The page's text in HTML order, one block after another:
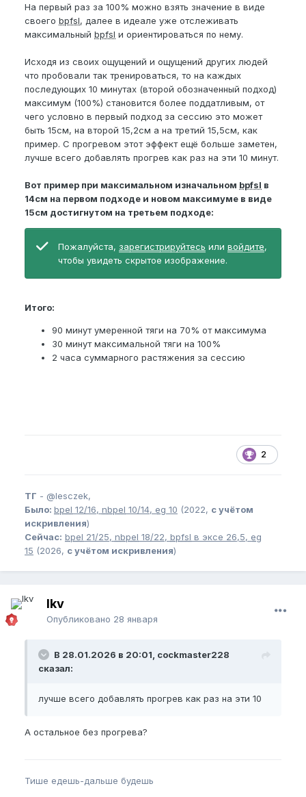
На первый раз за 100% можно взять значение в виде
своего bpfsl, далее в идеале уже отслеживать
максимальный bpfsl и ориентироваться по нему.
Исходя из своих ощущений и ощущений других людей
что пробовали так тренироваться, то на каждых
последующих 10 минутах (второй обозначенный подход)
максимум (100%) становится более поддатливым, от
чего условно в первый подход за сессию это может
быть 15см, на второй 15,2см а на третий 15,5см, как
пример. С прогревом этот эффект ещё больше заметен,
лучше всего добавлять прогрев как раз на эти 10 минут.
Вот пример при максимальном изначальном bpfsl в
14см на первом подходе и новом максимуме в виде
15см достигнутом на третьем подходе:
Пожалуйста, зарегистрируйтесь или войдите,
чтобы увидеть скрытое изображение.
Итого:
90 минут умеренной тяги на 70% от максимума
30 минут максимальной тяги на 100%
2 часа суммарного растяжения за сессию
2
ТГ - @lesczek,
Было: bpel 12/16, nbpel 10/14, eg 10 (2022, с учётом
искривления)
Сейчас: bpel 21/25, nbpel 18/22, bpfsl в эксе 26,5, eg
15 (2026, с учётом искривления)
lkv
Опубликовано 28 января
В 28.01.2026 в 20:01, cockmaster228
сказал:
лучше всего добавлять прогрев как раз на эти 10
А остальное без прогрева?
Тише едешь-дальше будешь